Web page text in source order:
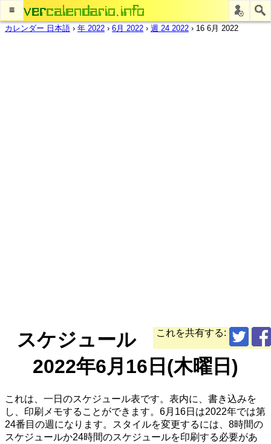
≡
カレンダー 日本語 › 年 2022 › 6月 2022 › 週 24 2022 › 16 6月 2022
これを共有する:
スケジュール
2022年6月16日(木曜日)
これは、一日のスケジュール表です。表内に、書き込みを
し、印刷メモすることができます。6月16日は2022年では第
24番目の週になります。スタイルを変更するには、8時間の
スケジュールか24時間のスケジュールを印刷する必要があ